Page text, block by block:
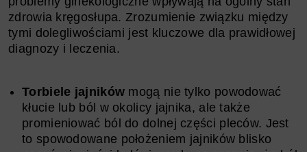
zdrowia kręgosłupa. Zrozumienie związku między
tymi dolegliwościami jest kluczowe dla prawidłowej
diagnozy i leczenia.
Torbiele jajników mogą nie tylko powodować
kłucie lub ból w okolicy jajnika, ale także
promieniować ból do dolnej części pleców. Jest
to spowodowane położeniem jajników blisko